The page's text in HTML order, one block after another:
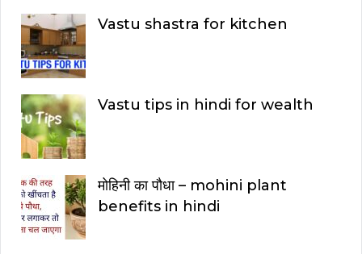
Vastu shastra for kitchen
Vastu tips in hindi for wealth
मोहिनी का पौधा – mohini plant
benefits in hindi